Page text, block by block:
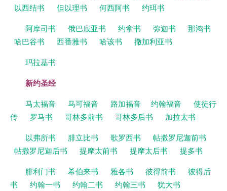
以西结书
但以理书 何西阿书
约珥书
阿摩司书
俄巴底亚书 约拿书 弥迦书
那鸿书
哈巴谷书
西番雅书 哈该书
撒加利亚书
玛拉基书
新约圣经
马太福音 马可福音 路加福音 约翰福音
使徒行
传
罗马书 哥林多前书 哥林多后书
加拉太书
以弗所书
腓立比书 歌罗西书
帖撒罗尼迦前书
帖撒罗尼迦后书
提摩太前书 提摩太后书
提多书
腓利门书
希伯来书 雅各书 彼得前书
彼得后
书
约翰一书 约翰二书 约翰三书
犹大书